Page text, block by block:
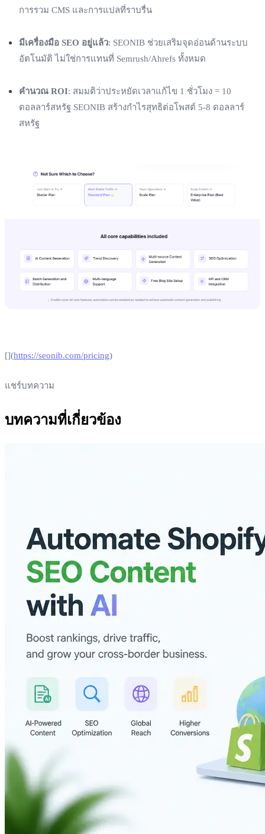
การรวม CMS และการแปลที่ราบรื่น
มีเครื่องมือ SEO อยู่แล้ว: SEONIB ช่วยเสริมจุดอ่อนด้านระบบ
อัตโนมัติ ไม่ใช่การแทนที่ Semrush/Ahrefs ทั้งหมด
คำนวณ ROI: สมมติว่าประหยัดเวลาแก้ไข 1 ชั่วโมง = 10
ดอลลาร์สหรัฐ SEONIB สร้างกำไรสุทธิต่อโพสต์ 5-8 ดอลลาร์
สหรัฐ
[](https://seonib.com/pricing)
แชร์บทความ
บทความที่เกี่ยวข้อง